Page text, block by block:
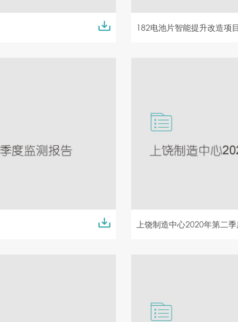
182电池片智能提升改造项
上饶制造中心2020年第二